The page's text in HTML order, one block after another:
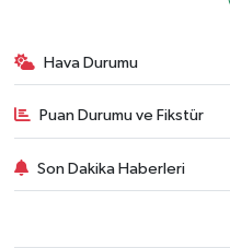
Hava Durumu
Puan Durumu ve Fikstür
Son Dakika Haberleri